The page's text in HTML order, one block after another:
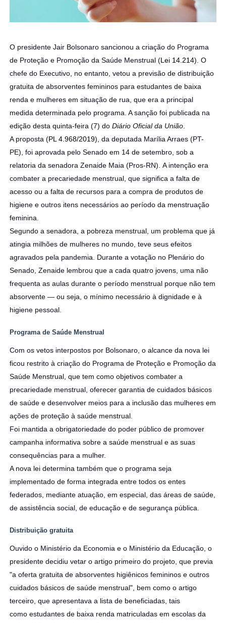
O presidente Jair Bolsonaro sancionou a criação do Programa
de Proteção e Promoção da Saúde Menstrual (Lei 14.214). O
chefe do Executivo, no entanto, vetou a previsão de distribuição
gratuita de absorventes femininos para estudantes de baixa
renda e mulheres em situação de rua, que era a principal
medida determinada pelo programa. A sanção foi publicada na
edição desta quinta-feira (7) do Diário Oficial da União.
A proposta (PL 4.968/2019), da deputada Marília Arraes (PT-
PE), foi aprovada pelo Senado em 14 de setembro, sob a
relatoria da senadora Zenaide Maia (Pros-RN). A intenção era
combater a precariedade menstrual, que significa a falta de
acesso ou a falta de recursos para a compra de produtos de
higiene e outros itens necessários ao período da menstruação
feminina.
Segundo a senadora, a pobreza menstrual, um problema que já
atingia milhões de mulheres no mundo, teve seus efeitos
agravados pela pandemia. Durante a votação no Plenário do
Senado, Zenaide lembrou que a cada quatro jovens, uma não
frequenta as aulas durante o período menstrual porque não tem
absorvente — ou seja, o mínimo necessário à dignidade e à
higiene pessoal.
Programa de Saúde Menstrual
Com os vetos interpostos por Bolsonaro, o alcance da nova lei
ficou restrito à criação do Programa de Proteção e Promoção da
Saúde Menstrual, que tem como objetivos combater a
precariedade menstrual, oferecer garantia de cuidados básicos
de saúde e desenvolver meios para a inclusão das mulheres em
ações de proteção à saúde menstrual.
Foi mantida a obrigatoriedade do poder público de promover
campanha informativa sobre a saúde menstrual e as suas
consequências para a mulher.
A nova lei determina também que o programa seja
implementado de forma integrada entre todos os entes
federados, mediante atuação, em especial, das áreas de saúde,
de assistência social, de educação e de segurança pública.
Distribuição gratuita
Ouvido o Ministério da Economia e o Ministério da Educação, o
presidente decidiu vetar o artigo primeiro do projeto, que previa
"a oferta gratuita de absorventes higiênicos femininos e outros
cuidados básicos de saúde menstrual", bem como o artigo
terceiro, que apresentava a lista de beneficiadas, tais
como estudantes de baixa renda matriculadas em escolas da